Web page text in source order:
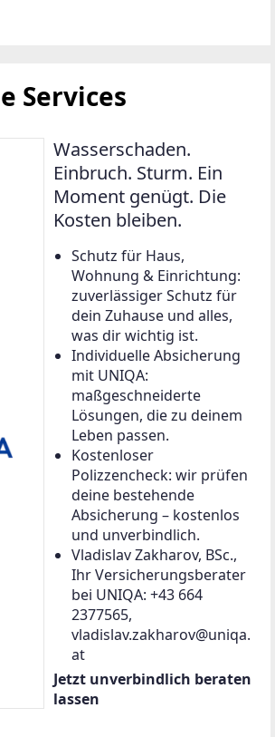
Services
Wasserschaden.
Einbruch. Sturm. Ein
Moment genügt. Die
Kosten bleiben.
Schutz für Haus,
Wohnung & Einrichtung:
zuverlässiger Schutz für
dein Zuhause und alles,
was dir wichtig ist.
Individuelle Absicherung
mit UNIQA:
maßgeschneiderte
Lösungen, die zu deinem
Leben passen.
Kostenloser
Polizzencheck: wir prüfen
deine bestehende
Absicherung – kostenlos
und unverbindlich.
Vladislav Zakharov, BSc.,
Ihr Versicherungsberater
bei UNIQA: +43 664
2377565,
vladislav.zakharov@uniqa.
at
Jetzt unverbindlich beraten
lassen